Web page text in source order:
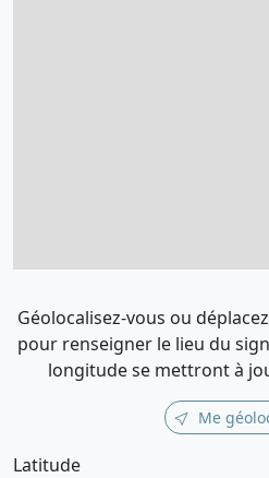
Géolocalisez-vous ou
pour renseigner le lieu du
longitude se mettront à
Me
Latitude